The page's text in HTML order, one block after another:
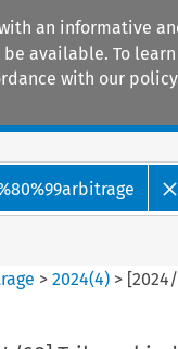
an informative
available. To
with our
>2024(4) >